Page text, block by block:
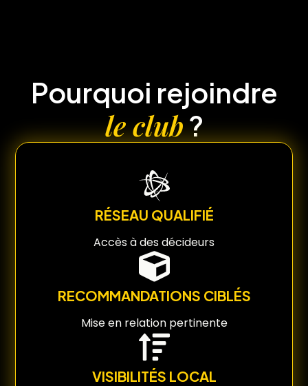
Pourquoi rejoindre
le club?
RÉSEAU QUALIFIÉ
Accès à des décideurs
RECOMMANDATIONS CIBLÉS
Mise en relation pertinente
VISIBILITÉS LOCAL